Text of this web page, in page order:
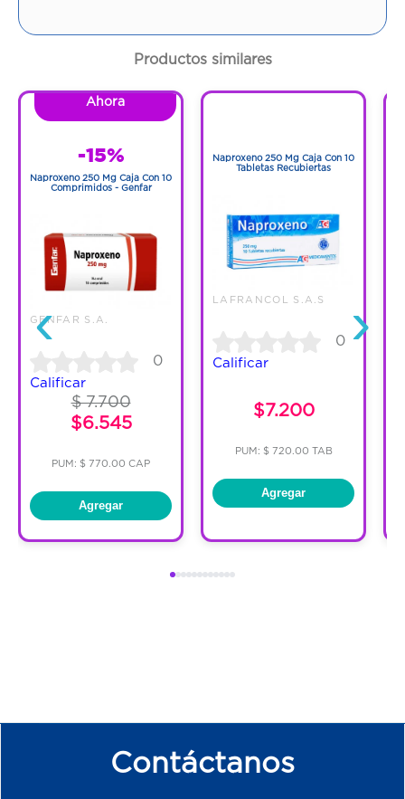
10 Tabletas
Código:47082
Productos similares
‹
Ahora
-15%
Naproxeno 250 Mg Caja Con 10
Comprimidos - Genfar
GENFAR S.A.
0
Calificar
$ 7.700
$6.545
PUM: $ 770.00 CAP
Agregar
Naproxeno 250 Mg Caja Con 10
Tabletas Recubiertas
LAFRANCOL S.A.S
0
Calificar
$7.200
PUM: $ 720.00 TAB
Agregar
›
Contáctanos